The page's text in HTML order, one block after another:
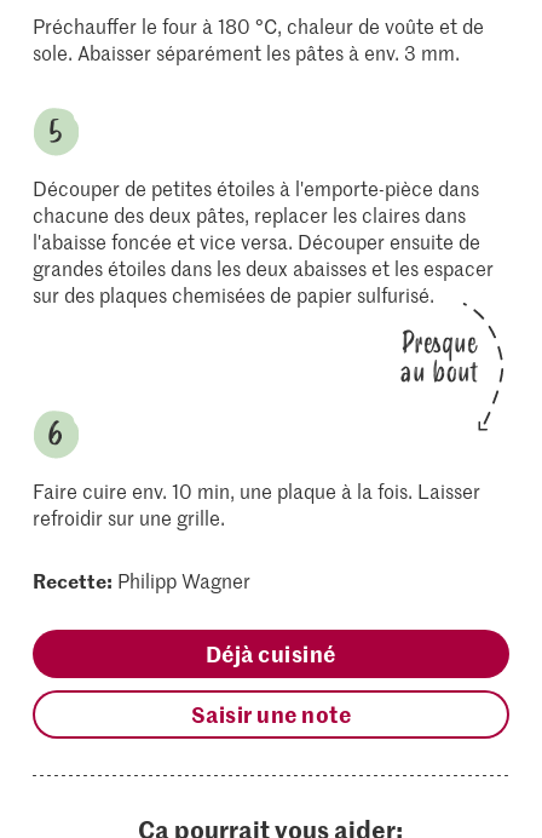
Préchauffer le four à 180 °C, chaleur de voûte et de
sole. Abaisser séparément les pâtes à env. 3 mm.
Découper de petites étoiles à l'emporte-pièce dans
chacune des deux pâtes, replacer les claires dans
l'abaisse foncée et vice versa. Découper ensuite de
grandes étoiles dans les deux abaisses et les espacer
sur des plaques chemisées de papier sulfurisé.
Presque
au bout
Faire cuire env. 10 min, une plaque à la fois. Laisser
refroidir sur une grille.
Recette: Philipp Wagner
Déjà cuisiné
Saisir une note
Ça pourrait vous aider: